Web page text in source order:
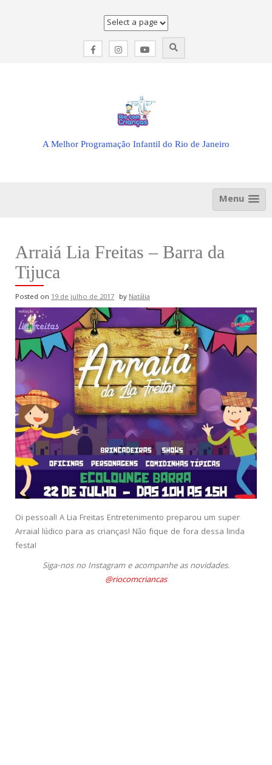
A Melhor Programação Infantil do Rio de Janeiro
Menu
Arraiá Lia Freitas – Barra da
Tijuca
Posted on 19 de julho de 2017 byNatália
Oi pessoal! A Lia Freitas Entretenimento preparou um super
Arraial lúdico para as crianças! Não fique de fora dessa linda
festa!
Siga-nos no Instagram e acompanhe as novidades.
@riocomcriancas